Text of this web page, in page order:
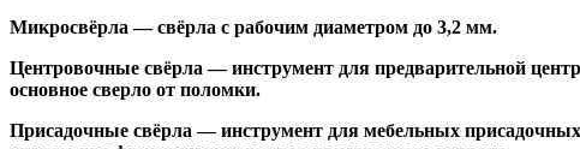
Микросвёрла — свёрла с рабочим диаметром до 3,2 мм.
Центровочные свёрла — инструмент для предварительной
основное сверло от поломки.
Присадочные свёрла — инструмент для мебельных